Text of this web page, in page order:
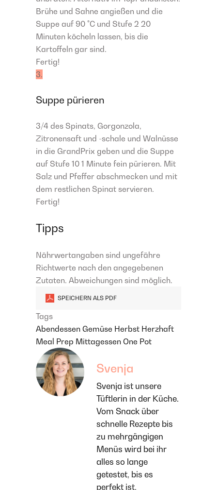
Brühe und Sahne angießen und die
Suppe auf 90 °C und Stufe 2 20
Minuten köcheln lassen, bis die
Kartoffeln gar sind.
Fertig!
3.
Suppe pürieren
3/4 des Spinats, Gorgonzola,
Zitronensaft und -schale und Walnüsse
in die GrandPrix geben und die Suppe
auf Stufe 10 1 Minute fein pürieren. Mit
Salz und Pfeffer abschmecken und mit
dem restlichen Spinat servieren.
Fertig!
Tipps
Nährwertangaben sind ungefähre
Richtwerte nach den angegebenen
Zutaten. Abweichungen sind möglich.
SPEICHERN ALS PDF
Tags
Abendessen Gemüse Herbst Herzhaft
Meal Prep Mittagessen One Pot
Svenja
Svenja ist unsere
Tüftlerin in der Küche.
Vom Snack über
schnelle Rezepte bis
zu mehrgängigen
Menüs wird bei ihr
alles so lange
getestet, bis es
perfekt ist.